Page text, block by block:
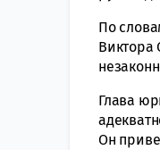
По
Виктора
Глава
Он